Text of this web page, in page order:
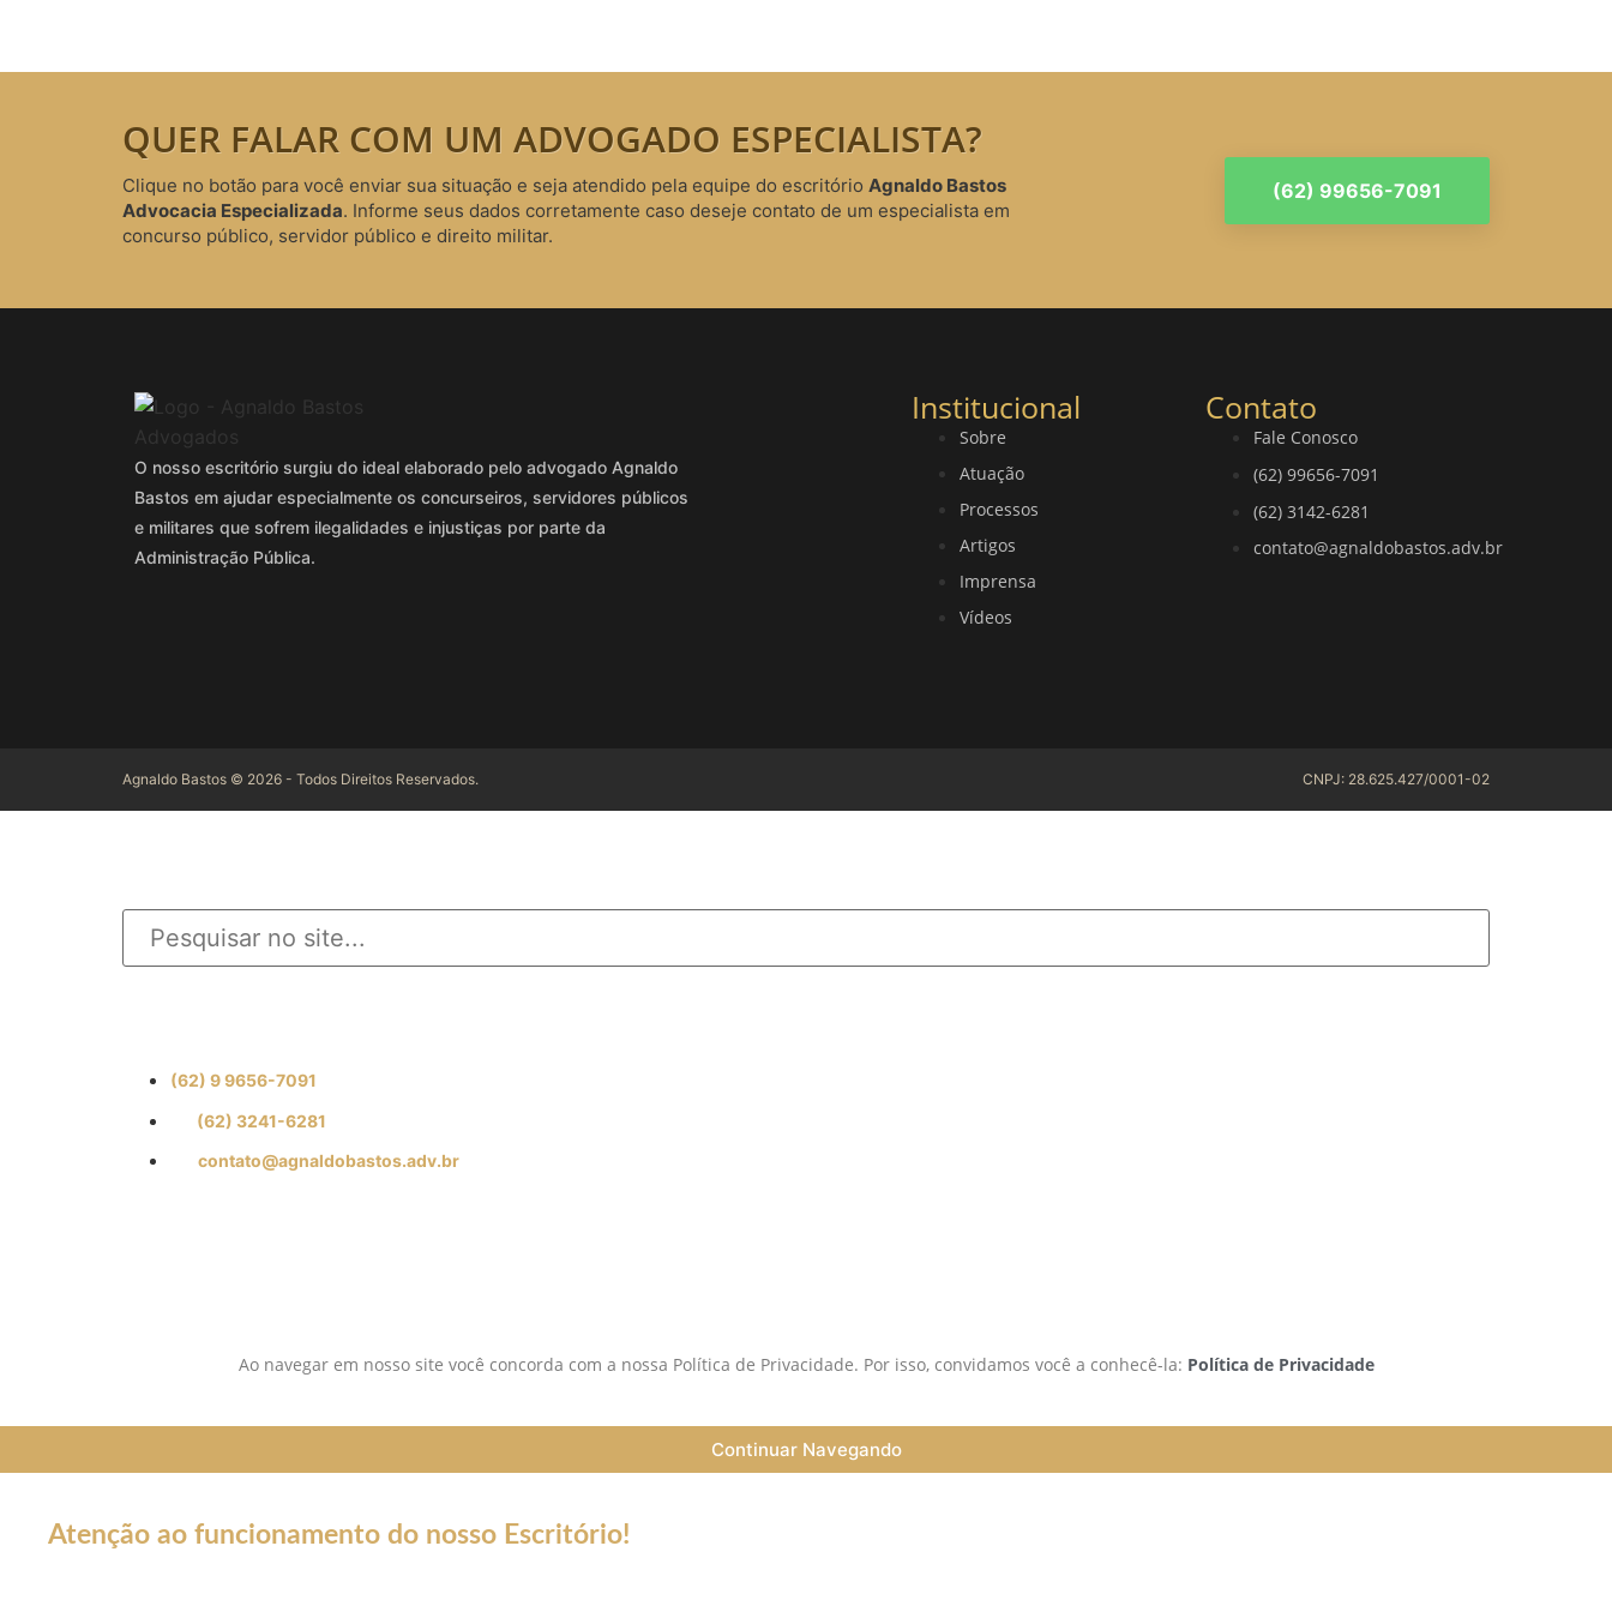
QUER FALAR COM UM ADVOGADO ESPECIALISTA?
Clique no botão para você enviar sua situação e seja atendido pela equipe do escritório Agnaldo Bastos
Advocacia Especializada. Informe seus dados corretamente caso deseje contato de um especialista em
concurso público, servidor público e direito militar.
(62) 99656-7091
O nosso escritório surgiu do ideal elaborado pelo advogado Agnaldo
Bastos em ajudar especialmente os concurseiros, servidores públicos
e militares que sofrem ilegalidades e injustiças por parte da
Administração Pública.
Institucional
Sobre
Atuação
Processos
Artigos
Imprensa
Vídeos
Contato
Fale Conosco
(62) 99656-7091
(62) 3142-6281
contato@agnaldobastos.adv.br
Agnaldo Bastos © 2026 - Todos Direitos Reservados. CNPJ: 28.625.427/0001-02
(62) 9 9656-7091
(62) 3241-6281
contato@agnaldobastos.adv.br
Ao navegar em nosso site você concorda com a nossa Política de Privacidade. Por isso, convidamos você a conhecê-la: Política de Privacidade
Continuar Navegando
Atenção ao funcionamento do nosso Escritório!